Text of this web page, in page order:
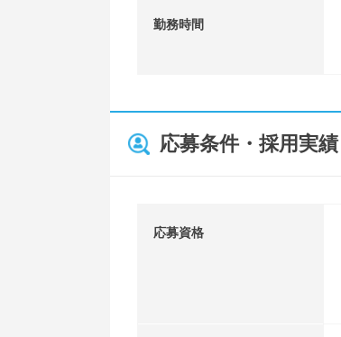
勤務時間
応募条件・採用実績
応募資格